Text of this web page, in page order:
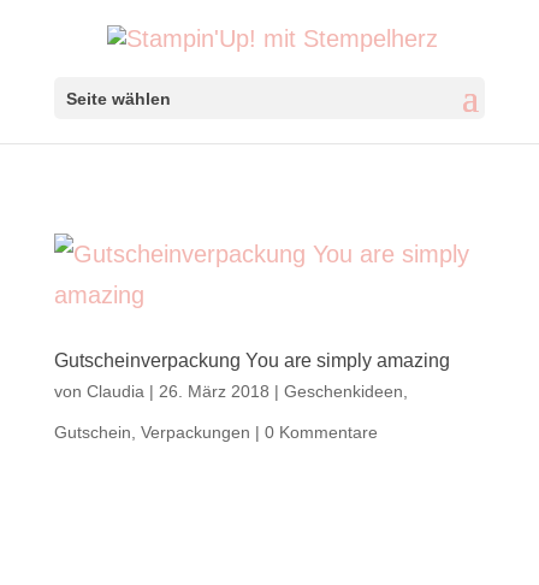
Seite wählen
Gutscheinverpackung You are simply amazing
von Claudia | 26. März 2018 | Geschenkideen
Gutschein Verpackungen | 0 Kommentare